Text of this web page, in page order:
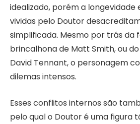
idealizado, porém a longevidade
vividas pelo Doutor
simplificada. Mesmo por trás da
brincalhona de Matt Smith, ou
David Tennant, o personagem
dilemas intensos.
Esses conflitos internos são
pelo qual o Doutor é uma figura